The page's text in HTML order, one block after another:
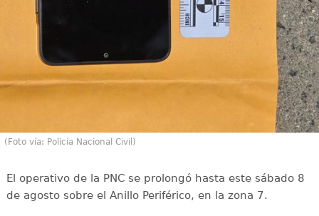
(Foto vía: Policía Nacional Civil)
El operativo de la PNC se prolongó hasta este sábado 8
de agosto sobre el Anillo Periférico, en la zona 7.